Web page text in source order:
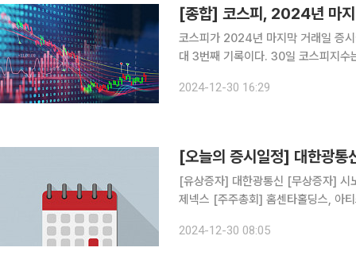
코스피가 2024년 마지막 거래일 증
대 3번째 기록이다. 30일 코스피지수는 전 거래일보다 5.28포인트(p)(0.22%) 하락한 2399.49
마감했다. 이날 개인과 외국인은
2024-12-30 16:29
[오늘의 증시일정] 대한광통
[유상증자] 대한광통신 [무상증자] 시노펙스 [분할·합병] KG모빌리티, 에이스테크 [상호변경] HLB
제넥스 [주주총회] 홈센타홀딩스
2024-12-30 08:05